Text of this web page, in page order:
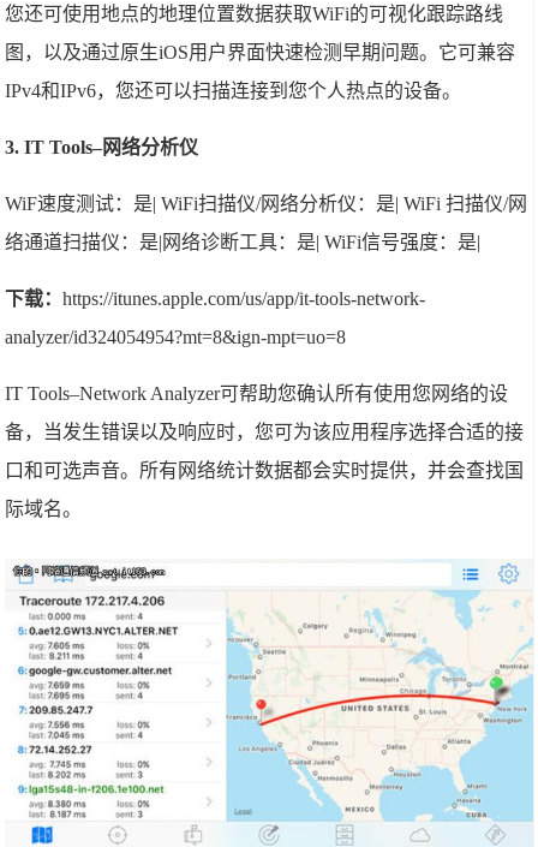
您还可使用地点的地理位置数据获取WiFi的可视化跟踪路线
图，以及通过原生iOS用户界面快速检测早期问题。它可兼容
IPv4和IPv6，您还可以扫描连接到您个人热点的设备。
3. IT Tools–网络分析仪
WiF速度测试：是| WiFi扫描仪/网络分析仪：是| WiFi 扫描仪/网
络通道扫描仪：是|网络诊断工具：是| WiFi信号强度：是|
下载：https://itunes.apple.com/us/app/it-tools-network-
analyzer/id324054954?mt=8&ign-mpt=uo=8
IT Tools–Network Analyzer可帮助您确认所有使用您网络的设
备，当发生错误以及响应时，您可为该应用程序选择合适的接
口和可选声音。所有网络统计数据都会实时提供，并会查找国
际域名。